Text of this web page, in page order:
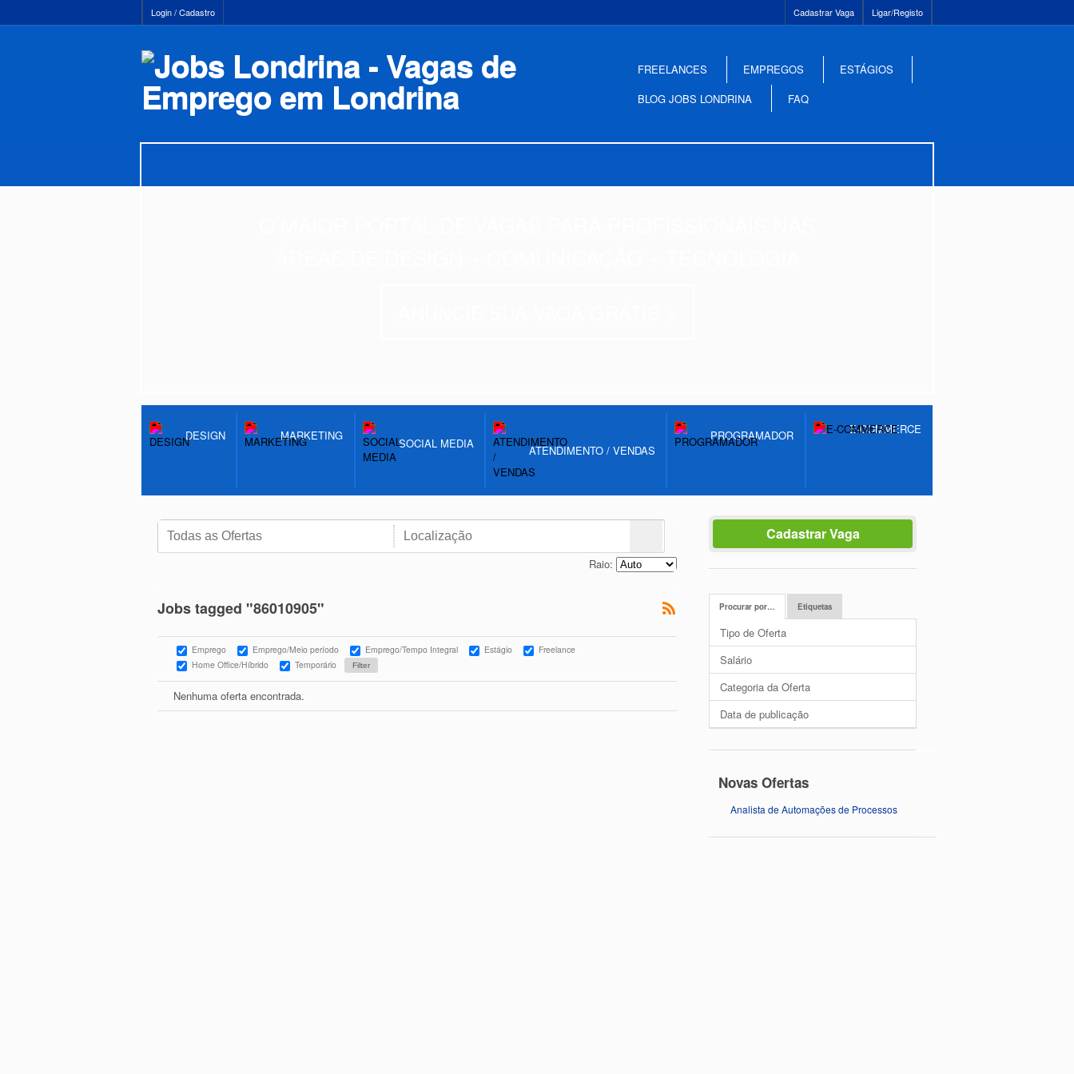
Login / Cadastro Ligar/Registo
Cadastrar Vaga
FREELANCES EMPREGOS
ESTÁGIOS
BLOG JOBS LONDRINA
FAQ
DESIGN MARKETING SOCIAL MEDIA ATENDIMENTO / VENDAS
PROGRAMADOR E-COMMERCE
Raio:
Jobs tagged "86010905"
Emprego Emprego/Meio período Emprego/Tempo Integral Estágio
Freelance
Home Office/Híbrido
Temporário
Nenhuma oferta encontrada.
Cadastrar Vaga
Procurar por… Etiquetas
Tipo de Oferta
Salário
Categoria da Oferta
Data de publicação
Novas Ofertas
Analista de Automações de Processos